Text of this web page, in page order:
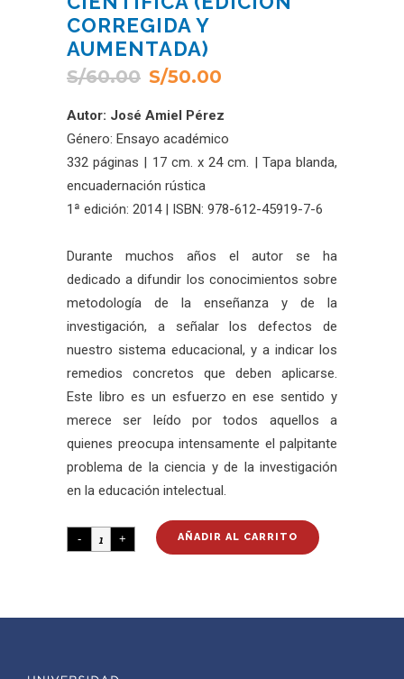
CORREGIDA Y
AUMENTADA)
S/60.00 S/50.00
Autor: José Amiel Pérez
Género: Ensayo académico
332 páginas | 17 cm. x 24 cm. | Tapa blanda,
encuadernación rústica
1ª edición: 2014 | ISBN: 978-612-45919-7-6
Durante muchos años el autor se ha
dedicado a difundir los conocimientos sobre
metodología de la enseñanza y de la
investigación, a señalar los defectos de
nuestro sistema educacional, y a indicar los
remedios concretos que deben aplicarse.
Este libro es un esfuerzo en ese sentido y
merece ser leído por todos aquellos a
quienes preocupa intensamente el palpitante
problema de la ciencia y de la investigación
en la educación intelectual.
AÑADIR AL CARRITO